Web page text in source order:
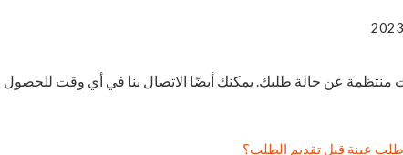
منتظمة عن حالة طلبك. يمكنك أيضًا الاتصال بنا في أي وقت للحصول
عينة قبل تقديم الطلب؟